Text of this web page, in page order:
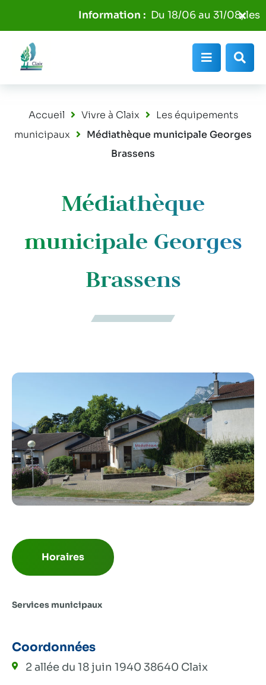
Aller à la recherche
Du 18/06 au 31/08, les
Menu
Accueil Vivre à Claix
Les équipements
municipaux
Médiathèque municipale Georges
Brassens
Médiathèque
municipale Georges
Brassens
Horaires
Services municipaux
Coordonnées
2 allée du 18 juin 1940 38640 Claix